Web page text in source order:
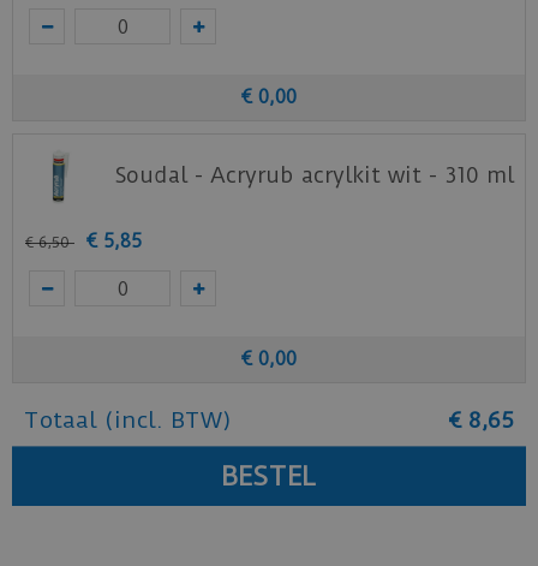
€ 0,00
Soudal - Acryrub acrylkit wit - 310 ml
€ 6,50 € 5,85
€ 0,00
Totaal (incl. BTW) € 8,65